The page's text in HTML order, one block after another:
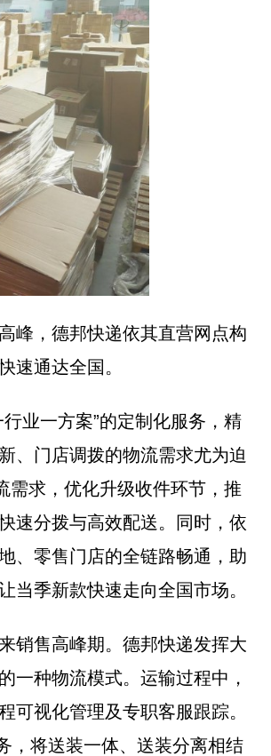
，德邦快递依其直营网点构
速通达全国。
一方案”的定制化服务，精
、门店调拨的物流需求尤为迫
需求，优化升级收件环节，推
速分拨与高效配送。同时，依
、零售门店的全链路畅通，助
当季新款快速走向全国市场。
售高峰期。德邦快递发挥大
一种物流模式。运输过程中，
可视化管理及专职客服跟踪。
，将送装一体、送装分离相结